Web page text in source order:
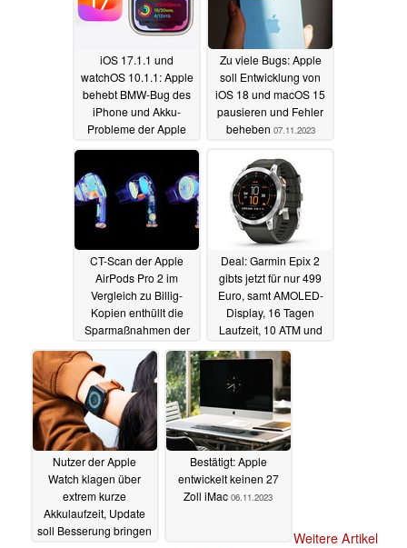
iOS 17.1.1 und
watchOS 10.1.1: Apple
behebt BMW-Bug des
iPhone und Akku-
Probleme der Apple
07.11.2023
Zu viele Bugs: Apple
soll Entwicklung von
iOS 18 und macOS 15
pausieren und Fehler
beheben 07.11.2023
CT-Scan der Apple
AirPods Pro 2 im
Vergleich zu Billig-
Kopien enthüllt die
Sparmaßnahmen der
07.11.2023
Deal: Garmin Epix 2
gibts jetzt für nur 499
Euro, samt AMOLED-
Display, 16 Tagen
Laufzeit, 10 ATM und
07.11.2023
Nutzer der Apple
Watch klagen über
extrem kurze
Akkulaufzeit, Update
soll Besserung bringen
Bestätigt: Apple
entwickelt keinen 27
Zoll iMac 06.11.2023
Weitere Artikel